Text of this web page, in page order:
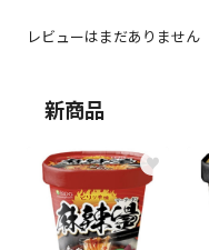
レビューはまだありません
新商品
♥